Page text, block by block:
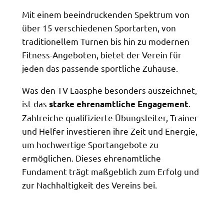
Mit einem beeindruckenden Spektrum von
über 15 verschiedenen Sportarten, von
traditionellem Turnen bis hin zu modernen
Fitness-Angeboten, bietet der Verein für
jeden das passende sportliche Zuhause.
Was den TV Laasphe besonders auszeichnet,
ist das starke ehrenamtliche Engagement
Zahlreiche qualifizierte Übungsleiter, Trainer
und Helfer investieren ihre Zeit und Energie,
um hochwertige Sportangebote zu
ermöglichen. Dieses ehrenamtliche
Fundament trägt maßgeblich zum Erfolg und
zur Nachhaltigkeit des Vereins bei.